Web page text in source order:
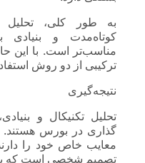
به طور کلی، تحلیل
کوتاه‌مدت و بنیادی
مناسب‌تر است. با این
ترکیبی از دو روش
نتیجه‌گیری
تحلیل تکنیکال و
گذاری در بورس هستند.
معایب خاص خود را
تصمیم شخصی است که